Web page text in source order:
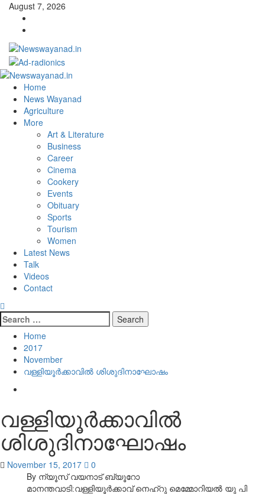
Skip
content
August 7, 2026
Primary
Menu
Home
News Wayanad
Agriculture
More
Art & Literature
Business
Career
Cinema
Cookery
Events
Obituary
Sports
Tourism
Women
Latest News
Talk
Videos
Contact
Search
for:
Home
2017
November
വള്ളിയൂർക്കാവിൽ ശിശുദിനാഘോഷം
വള്ളിയൂർക്കാവിൽ
ശിശുദിനാഘോഷം
November 15, 2017
0
By ന്യൂസ് വയനാട് ബ്യൂറോ
മാനന്തവാടി:വള്ളിയൂര്‍ക്കാവ് നെഹ്‌റു മെമ്മോറിയല്‍ യു പി